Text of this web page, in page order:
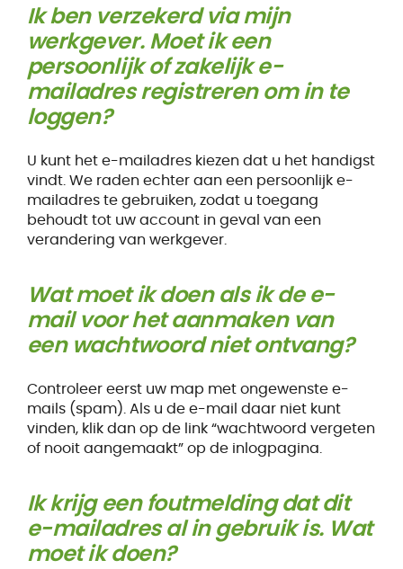
Ik ben verzekerd via mijn
werkgever. Moet ik een
persoonlijk of zakelijk e-
mailadres registreren om in te
loggen?
U kunt het e-mailadres kiezen dat u het handigst
vindt. We raden echter aan een persoonlijk e-
mailadres te gebruiken, zodat u toegang
behoudt tot uw account in geval van een
verandering van werkgever.
Wat moet ik doen als ik de e-
mail voor het aanmaken van
een wachtwoord niet ontvang?
Controleer eerst uw map met ongewenste e-
mails (spam). Als u de e-mail daar niet kunt
vinden, klik dan op de link “wachtwoord vergeten
of nooit aangemaakt” op de inlogpagina.
Ik krijg een foutmelding dat dit
e-mailadres al in gebruik is. Wat
moet ik doen?